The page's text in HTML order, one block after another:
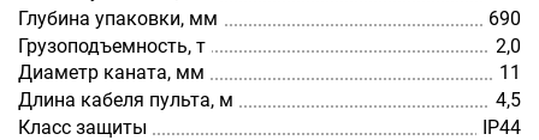
Глубина упаковки, мм
690
Грузоподъемность, т
2,0
Диаметр каната, мм
11
Длина кабеля пульта, м
4,5
Класс защиты
IP44